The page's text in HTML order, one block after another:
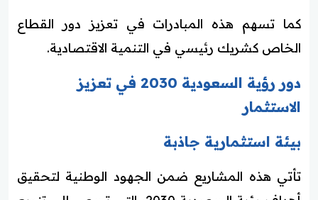
كما تسهم هذه المبادرات في تعزيز دور القطاع
الخاص كشريك رئيسي في التنمية الاقتصادية.
دور رؤية السعودية 2030 في تعزيز
الاستثمار
بيئة استثمارية جاذبة
تأتي هذه المشاريع ضمن الجهود الوطنية لتحقيق